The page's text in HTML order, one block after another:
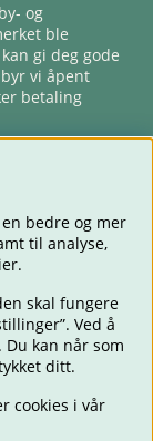
og
ble
gi deg gode
vi åpent
betaling
& MATE
REISE
OUTLET
bedre og mer
til analyse,
skal fungere
Ved å
kan når som
ditt.
cookies i vår